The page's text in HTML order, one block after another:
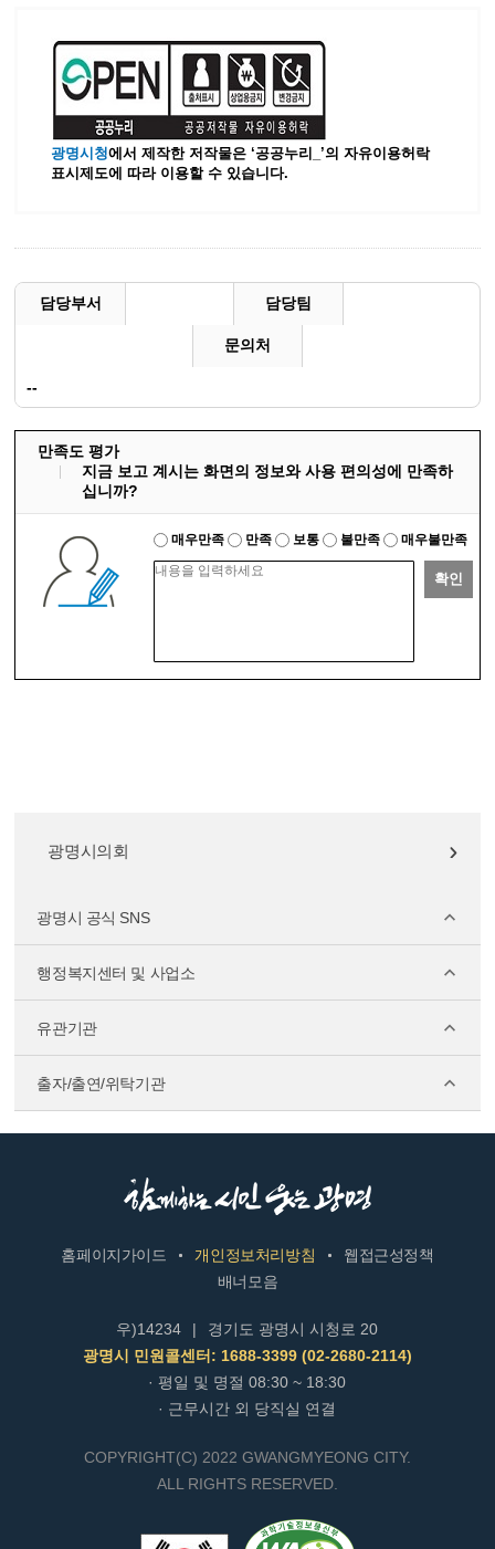
광명시청에서 제작한 저작물은 ‘공공누리_’의 자유이용허락
표시제도에 따라 이용할 수 있습니다.
담당부서 담당팀
문의처
--
만족도 평가
지금 보고 계시는 화면의 정보와 사용 편의성에 만족하
십니까?
매우만족 만족 보통 불만족 매우불만족
확인
광명시의회
광명시 공식 SNS
행정복지센터 및 사업소
유관기관
출자/출연/위탁기관
홈페이지가이드 개인정보처리방침
웹접근성정책
배너모음
우)14234 |
경기도 광명시 시청로 20
광명시 민원콜센터: 1688-3399 (02-2680-2114)
· 평일 및 명절 08:30 ~ 18:30
· 근무시간 외 당직실 연결
COPYRIGHT(C) 2022 GWANGMYEONG CITY.
ALL RIGHTS RESERVED.